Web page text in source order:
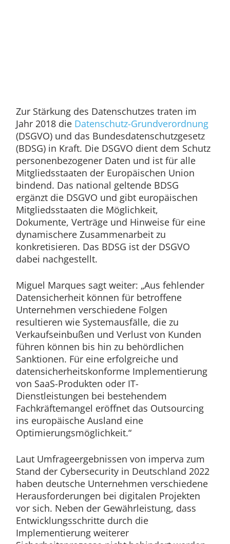
Zur Stärkung des Datenschutzes traten im
Jahr 2018 die Datenschutz-Grundverordnung
(DSGVO) und das Bundesdatenschutzgesetz
(BDSG) in Kraft. Die DSGVO dient dem Schutz
personenbezogener Daten und ist für alle
Mitgliedsstaaten der Europäischen Union
bindend. Das national geltende BDSG
ergänzt die DSGVO und gibt europäischen
Mitgliedsstaaten die Möglichkeit,
Dokumente, Verträge und Hinweise für eine
dynamischere Zusammenarbeit zu
konkretisieren. Das BDSG ist der DSGVO
dabei nachgestellt.
Miguel Marques sagt weiter: „Aus fehlender
Datensicherheit können für betroffene
Unternehmen verschiedene Folgen
resultieren wie Systemausfälle, die zu
Verkaufseinbußen und Verlust von Kunden
führen können bis hin zu behördlichen
Sanktionen. Für eine erfolgreiche und
datensicherheitskonforme Implementierung
von SaaS-Produkten oder IT-
Dienstleistungen bei bestehendem
Fachkräftemangel eröffnet das Outsourcing
ins europäische Ausland eine
Optimierungsmöglichkeit.“
Laut Umfrageergebnissen von imperva zum
Stand der Cybersecurity in Deutschland 2022
haben deutsche Unternehmen verschiedene
Herausforderungen bei digitalen Projekten
vor sich. Neben der Gewährleistung, dass
Entwicklungsschritte durch die
Implementierung weiterer